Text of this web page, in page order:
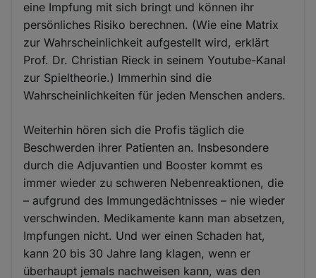
eine Impfung mit sich bringt und können ihr
persönliches Risiko berechnen. (Wie eine Matrix
zur Wahrscheinlichkeit aufgestellt wird, erklärt
Prof. Dr. Christian Rieck in seinem Youtube-Kanal
zur Spieltheorie.) Immerhin sind die
Wahrscheinlichkeiten für jeden Menschen anders.
Weiterhin hören sich die Profis täglich die
Beschwerden ihrer Patienten an. Insbesondere
durch die Adjuvantien und Booster kommt es
immer wieder zu schweren Nebenreaktionen, die
– aufgrund des Immungedächtnisses – nie wieder
verschwinden. Medikamente kann man absetzen,
Impfungen nicht. Und wer einen Schaden hat,
kann 20 bis 30 Jahre lang klagen, wenn er
überhaupt jemals nachweisen kann, was den